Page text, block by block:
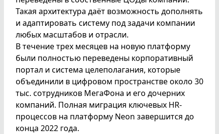
Такая архитектура даёт возможность дополнять
и адаптировать систему под задачи компании
любых масштабов и отрасли.
В течение трех месяцев на новую платформу
были полностью переведены корпоративный
портал и система целеполагания, которые
объединили в цифровом пространстве около 30
тыс. сотрудников МегаФона и его дочерних
компаний. Полная миграция ключевых HR-
процессов на платформу Neon завершится до
конца 2022 года.